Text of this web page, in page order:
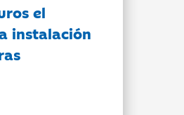
el
instalación